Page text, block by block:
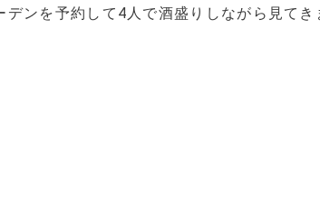
ンを予約して4人で酒盛りしながら見てき